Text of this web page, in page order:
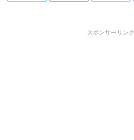
スポンサーリンク